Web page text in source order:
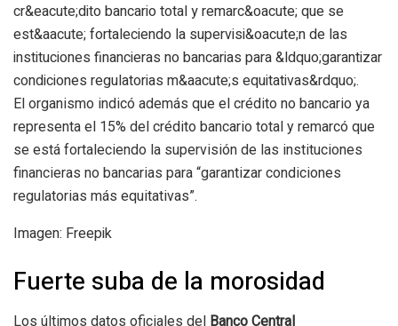
El organismo indicó además que el crédito no bancario ya
representa el 15% del crédito bancario total y remarcó que
se está fortaleciendo la supervisión de las instituciones
financieras no bancarias para “garantizar condiciones
regulatorias más equitativas”.
Imagen: Freepik
Fuerte suba de la morosidad
Los últimos datos oficiales del Banco Central